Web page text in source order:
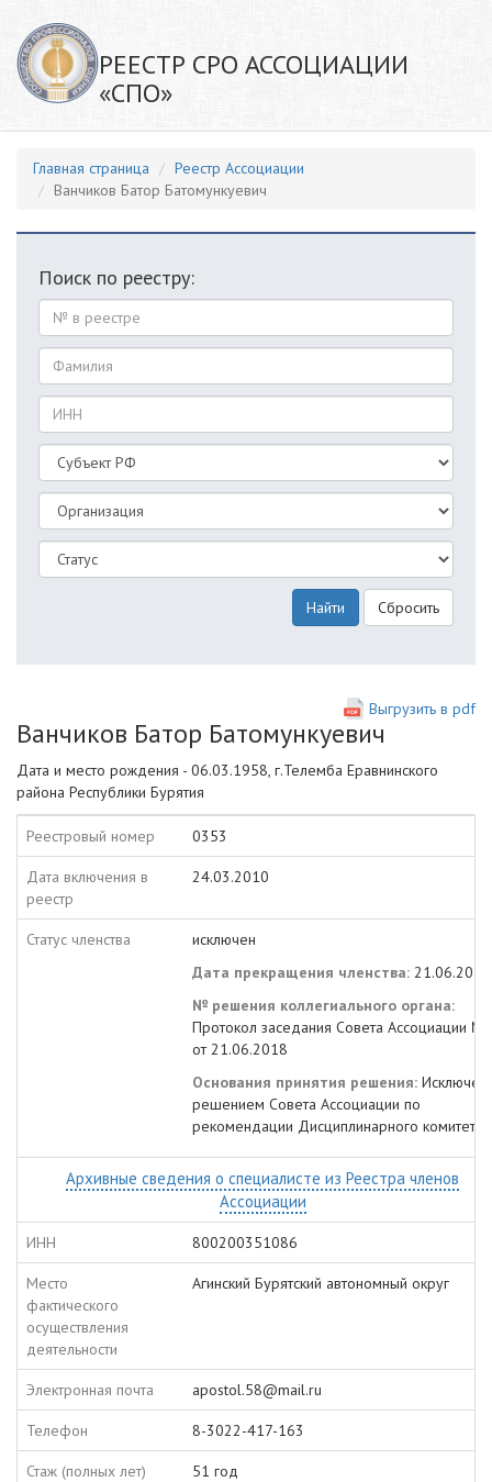
РЕЕСТР СРО АССОЦИАЦИИ
«СПО»
Главная страница
Реестр Ассоциации
Ванчиков Батор Батомункуевич
Поиск по реестру:
Найти Сбросить
Выгрузить в pdf
Ванчиков Батор Батомункуевич
Дата и место рождения - 06.03.1958, г.Телемба Еравнинского
района Республики Бурятия
Реестровый номер 0353
Дата включения в
реестр
24.03.2010
Статус членства
исключен
Дата прекращения членства: 21.06.2018
№ решения коллегиального органа:
Протокол заседания Совета Ассоциации
от 21.06.2018
Основания принятия решения: Исключен
решением Совета Ассоциации по
рекомендации Дисциплинарного комитета
Архивные сведения о специалисте из Реестра членов
Ассоциации
ИНН 800200351086
Место
фактического
осуществления
деятельности
Агинский Бурятский автономный округ
Электронная почта apostol.58@mail.ru
Телефон 8-3022-417-163
Стаж (полных лет)
51 год